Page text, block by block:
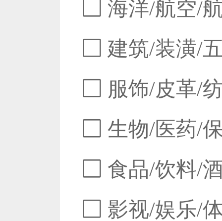
海洋/航空/
建筑/装潢/
服饰/皮革/
生物/医药/
食品/饮料/
影视/娱乐/